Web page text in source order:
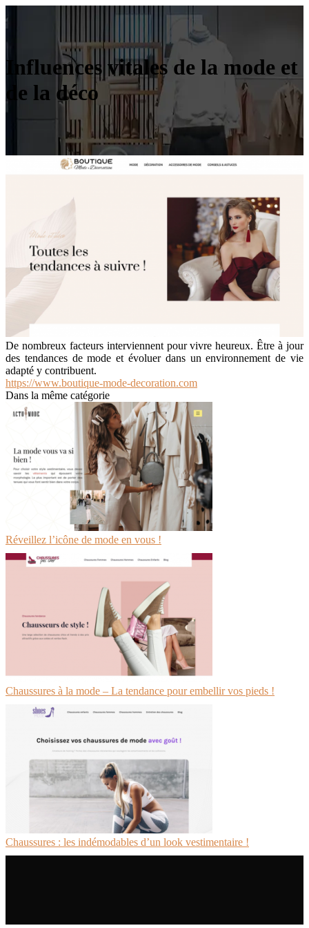
Influences vitales de la mode et
de la déco
De nombreux facteurs interviennent pour vivre heureux. Être à jour
des tendances de mode et évoluer dans un environnement de vie
adapté y contribuent.
https://www.boutique-mode-decoration.com
Dans la même catégorie
Réveillez l’icône de mode en vous !
Chaussures à la mode – La tendance pour embellir vos pieds !
Chaussures : les indémodables d’un look vestimentaire !